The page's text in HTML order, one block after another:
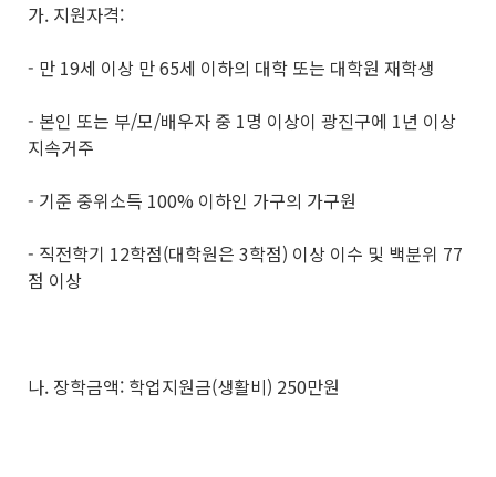
가. 지원자격:
- 만 19세 이상 만 65세 이하의 대학 또는 대학원 재학생
- 본인 또는 부/모/배우자 중 1명 이상이 광진구에 1년 이상
지속거주
- 기준 중위소득 100% 이하인 가구의 가구원
- 직전학기 12학점(대학원은 3학점) 이상 이수 및 백분위 77
점 이상
나. 장학금액: 학업지원금(생활비) 250만원